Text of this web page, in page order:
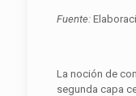
Fuente:
La noción de
segunda capa